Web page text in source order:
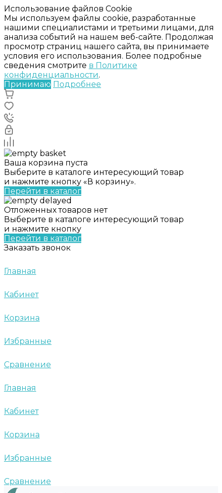
Использование файлов Cookie
Мы используем файлы cookie, разработанные
нашими специалистами и третьими лицами, для
анализа событий на нашем веб-сайте. Продолжая
просмотр страниц нашего сайта, вы принимаете
условия его использования. Более подробные
сведения смотрите в Политике
конфиденциальности.
Принимаю Подробнее
Ваша корзина пуста
Выберите в каталоге интересующий товар
и нажмите кнопку «В корзину».
Перейти в каталог
Отложенных товаров нет
Выберите в каталоге интересующий товар
и нажмите кнопку
Перейти в каталог
Заказать звонок
Главная
Кабинет
Корзина
Избранные
Сравнение
Главная
Кабинет
Корзина
Избранные
Сравнение